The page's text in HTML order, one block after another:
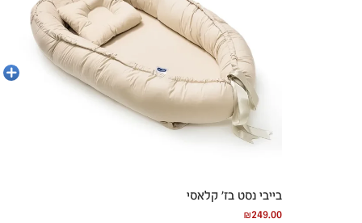
בייבי נסט בז’ קלאסי
₪249.00
הוספה
לסל